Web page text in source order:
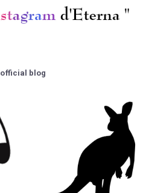
[DECCA] A.ボールト指
揮ロンドンso.cho.J.サ
ザーランド(s) G.バンブ
リー(al) K.マッケラー
(t) D.ウォード(bs) / ヘ
official blog